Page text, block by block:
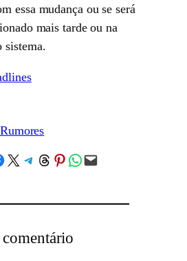
essa mudança ou se será
mais tarde ou na
sistema.
Rumores
on Facebook
Share on X Share on Telegram
Share on Threads
Share on Pinterest
Share on WhatsApp
Email this Page